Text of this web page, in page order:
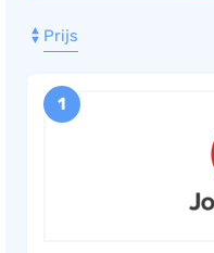
Werkbonnen
Rittenregistratie
Webshop
Prijs
1